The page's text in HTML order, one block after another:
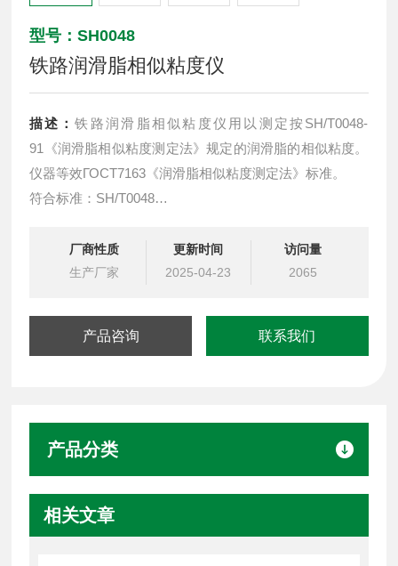
型号：SH0048
铁路润滑脂相似粘度仪
描述：铁路润滑脂相似粘度仪用以测定按SH/T0048-
91《润滑脂相似粘度测定法》规定的润滑脂的相似粘度。
仪器等效ГОСТ7163《润滑脂相似粘度测定法》标准。
符合标准：SH/T0048
检测结果用来测定润滑脂相似粘度
产品型号SH0048
厂商性质
生产厂家
更新时间
2025-04-23
访问量
2065
产品咨询 联系我们
产品分类
相关文章